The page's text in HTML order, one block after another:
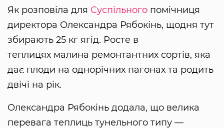
Як розповіла для Суспільного помічниця
директора Олександра Рябокінь, щодня тут
збирають 25 кг ягід. Росте в
теплицях малина ремонтантних сортів, яка
дає плоди на однорічних пагонах та родить
двічі на рік.
Олександра Рябокінь додала, що велика
перевага теплиць тунельного типу —